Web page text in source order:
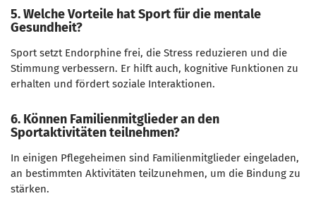
5. Welche Vorteile hat Sport für die mentale
Gesundheit?
Sport setzt Endorphine frei, die Stress reduzieren und die
Stimmung verbessern. Er hilft auch, kognitive Funktionen zu
erhalten und fördert soziale Interaktionen.
6. Können Familienmitglieder an den
Sportaktivitäten teilnehmen?
In einigen Pflegeheimen sind Familienmitglieder eingeladen,
an bestimmten Aktivitäten teilzunehmen, um die Bindung zu
stärken.